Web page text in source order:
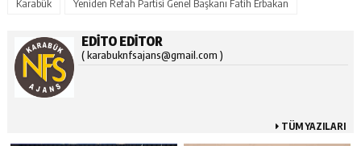
Karabük
Yeniden Refah Partisi Genel Başkanı Fatih Erbakan
EDITO EDITOR
( karabuknfsajans@gmail.com )
TÜM YAZILARI